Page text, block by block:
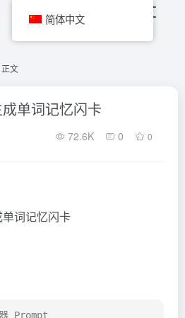
正文
单词记忆闪卡
72.6K 0 0
Prompt
简体中文